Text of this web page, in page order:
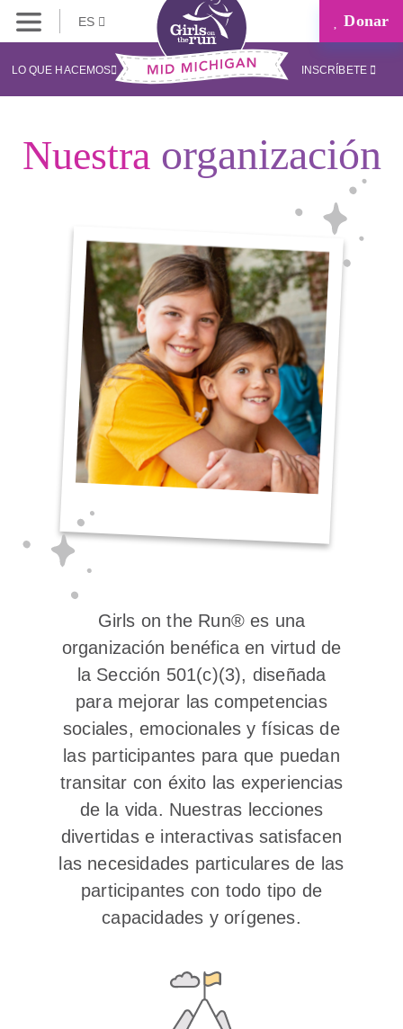
ES Donar
LO QUE HACEMOS INSCRÍBETE
Girls on the Run® es una
organización benéfica en virtud de
la Sección 501(c)(3), diseñada
para mejorar las competencias
sociales, emocionales y físicas de
las participantes para que puedan
transitar con éxito las experiencias
de la vida. Nuestras lecciones
divertidas e interactivas satisfacen
las necesidades particulares de las
participantes con todo tipo de
capacidades y orígenes.
Nuestra organización